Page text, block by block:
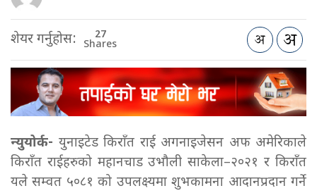
शेयर गर्नुहोस: 27
Shares
न्युयोर्क- युनाइटेड किराँत राई अगनाइजेसन अफ अमेरिकाले
किराँत राईहरुको महानचाड उभौली साकेला–२०२१ र किराँत
यले सम्वत ५०८१ को उपलक्ष्यमा शुभकामना आदानप्रदान गर्ने